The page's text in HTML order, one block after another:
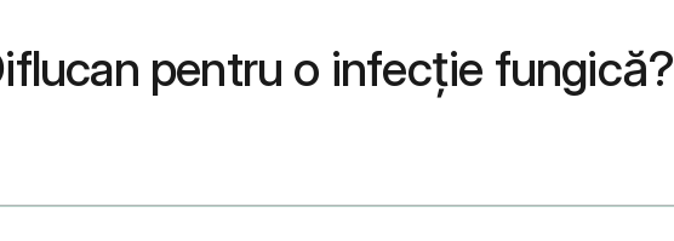
pentru o infecție fungică?